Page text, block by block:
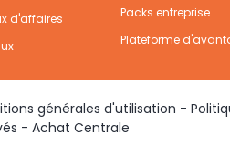
d'affaires
Packs entreprise
Plateforme
générales d'utilisation -
- Achat Centrale